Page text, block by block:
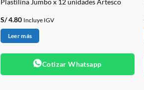
Plastilina Jumbo x 12 unidades Artesco
S/4.80 Incluye IGV
Leer más
Cotizar Whatsapp